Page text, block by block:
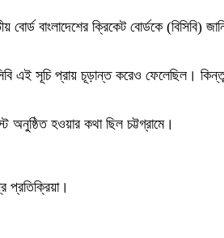
বাংলাদেশের ক্রিকেট বোর্ডকে (বিসিবি)
এই সূচি প্রায় চূড়ান্ত করেও ফেলেছিল।
হওয়ার কথা ছিল চট্টগ্রামে।
প্রতিক্রিয়া।